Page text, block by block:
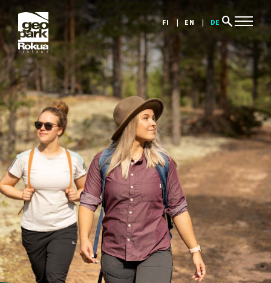
FI EN DE search